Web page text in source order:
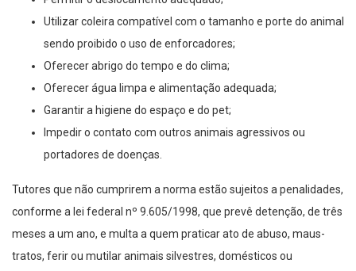
Utilizar coleira compatível com o tamanho e porte do animal
sendo proibido o uso de enforcadores;
Oferecer abrigo do tempo e do clima;
Oferecer água limpa e alimentação adequada;
Garantir a higiene do espaço e do pet;
Impedir o contato com outros animais agressivos ou
portadores de doenças.
Tutores que não cumprirem a norma estão sujeitos a penalidades,
conforme a lei federal nº 9.605/1998, que prevê detenção, de três
meses a um ano, e multa a quem praticar ato de abuso, maus-
tratos, ferir ou mutilar animais silvestres, domésticos ou